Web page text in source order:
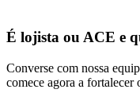
É lojista ou ACE e
Converse com nossa
comece agora a fortalecer